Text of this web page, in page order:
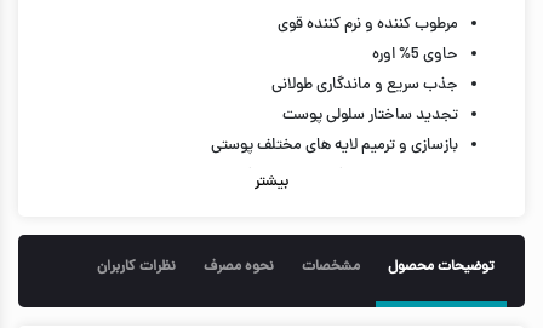
مرطوب كننده و نرم كننده قوی
حاوی 5% اوره
جذب سریع و ماندگاری طولانی
تجدید ساختار سلولی پوست
بازسازی و ترمیم لایه های مختلف پوستی
مناسب پوست خشک و بسیار خشک
رفع خارش و التهاب
50 گرم
بیشتر
توضیحات محصول مشخصات نحوه مصرف نظرات کاربران